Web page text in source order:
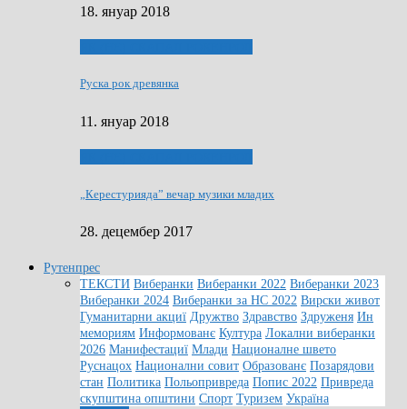
18. януар 2018
Руска рок древянка
11. януар 2018
„Керестурияда” вечар музики младих
28. децембер 2017
Рутенпрес
ТЕКСТИ Виберанки Виберанки 2022 Виберанки 2023
Виберанки 2024 Виберанки за НС 2022 Вирски живот
Гуманитарни акциї Дружтво Здравство Здруженя Ин
мемориям Информованє Култура Локални виберанки
2026 Манифестациї Млади Националне швето
Руснацох Национални совит Образованє Позарядови
стан Политика Польопривреда Попис 2022 Привреда
скупштина општини Спорт Туризем Україна